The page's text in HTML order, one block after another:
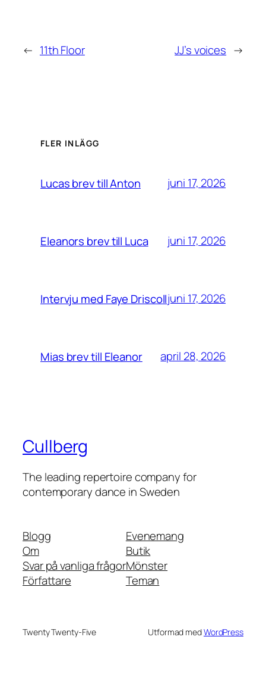
← 11th Floor JJ’s voices →
FLER INLÄGG
Lucas brev till Anton juni 17, 2026
Eleanors brev till Luca juni 17, 2026
Intervju med Faye Driscolljuni 17, 2026
Mias brev till Eleanor april 28, 2026
Cullberg
The leading repertoire company for
contemporary dance in Sweden
Blogg
Om
Svar på vanliga frågor
Författare
Evenemang
Butik
Mönster
Teman
Twenty Twenty-Five Utformad medWordPress